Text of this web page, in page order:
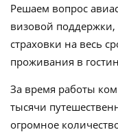
Решаем вопрос
визовой
страховки на весь
проживания в
За время работы
тысячи
огромное